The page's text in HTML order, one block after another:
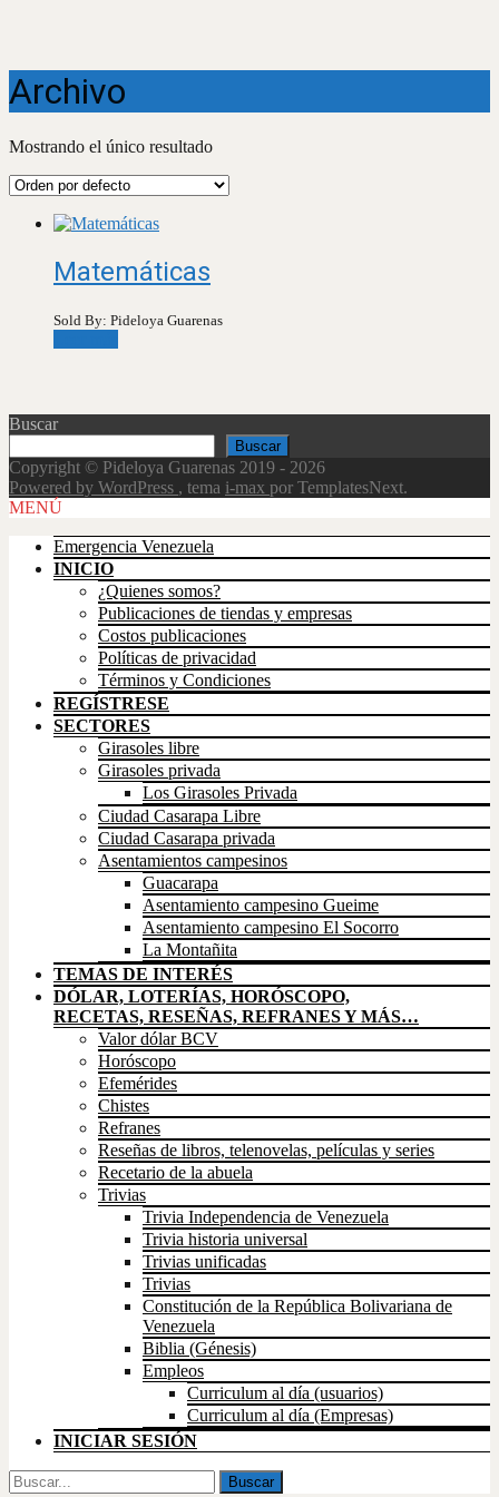
Archivo
Mostrando el único resultado
Matemáticas
Sold By: Pideloya Guarenas
Buscar
Buscar
Copyright © Pideloya Guarenas 2019 - 2026
Powered by WordPress , tema i-max por TemplatesNext.
Scroll
MENÚ
Emergencia Venezuela
INICIO
¿Quienes somos?
Publicaciones de tiendas y empresas
Costos publicaciones
Políticas de privacidad
Términos y Condiciones
REGÍSTRESE
SECTORES
Girasoles libre
Girasoles privada
Los Girasoles Privada
Ciudad Casarapa Libre
Ciudad Casarapa privada
Asentamientos campesinos
Guacarapa
Asentamiento campesino Gueime
Asentamiento campesino El Socorro
La Montañita
TEMAS DE INTERÉS
DÓLAR, LOTERÍAS, HORÓSCOPO,
RECETAS, RESEÑAS, REFRANES Y MÁS…
Valor dólar BCV
Horóscopo
Efemérides
Chistes
Refranes
Reseñas de libros, telenovelas, películas y series
Recetario de la abuela
Trivias
Trivia Independencia de Venezuela
Trivia historia universal
Trivias unificadas
Trivias
Constitución de la República Bolivariana de
Venezuela
Biblia (Génesis)
Empleos
Curriculum al día (usuarios)
Curriculum al día (Empresas)
INICIAR SESIÓN
Buscar